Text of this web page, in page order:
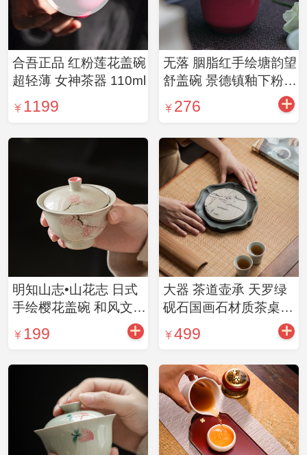
合吾正品 红粉莲花盖碗
超轻薄 女神茶器 110ml
1199
无落 胭脂红手绘塘韵望
舒盖碗 景德镇釉下粉彩
二才盖碗
276
明知山志•山花志 日式
手绘樱花盖碗 和风文人
茶器(约130ml配礼盒)
199
大器 茶道壶承 天罗绿
砚石国画石材质茶桌配
件天方地圆-海棠壶承
（2款可选）
499